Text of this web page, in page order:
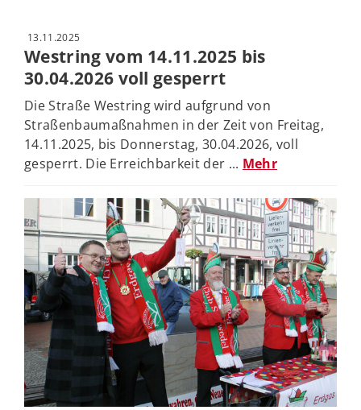
13.11.2025
Westring vom 14.11.2025 bis
30.04.2026 voll gesperrt
Die Straße Westring wird aufgrund von
Straßenbaumaßnahmen in der Zeit von Freitag,
14.11.2025, bis Donnerstag, 30.04.2026, voll
gesperrt. Die Erreichbarkeit der ... Mehr